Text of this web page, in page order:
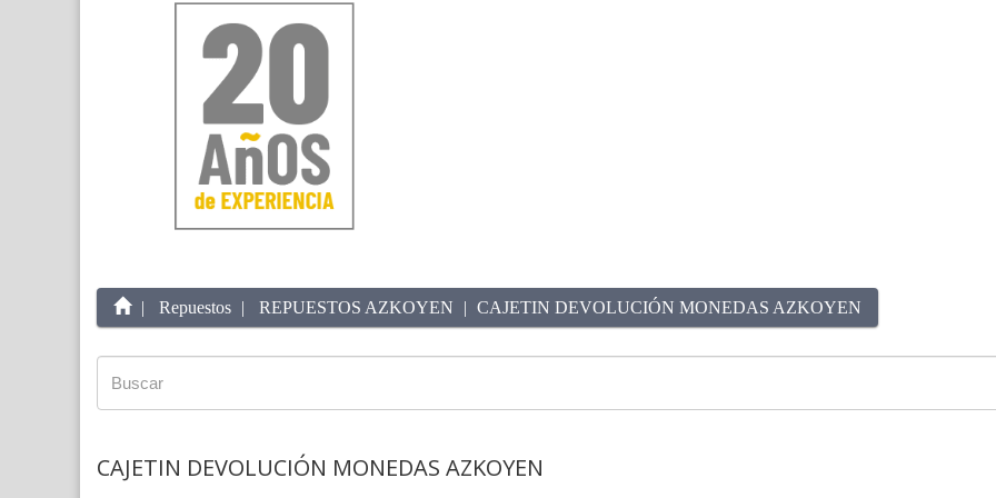
Repuestos REPUESTOS AZKOYEN CAJETIN DEVOLUCIÓN MONEDAS AZKOYEN
CAJETIN DEVOLUCIÓN MONEDAS AZKOYEN